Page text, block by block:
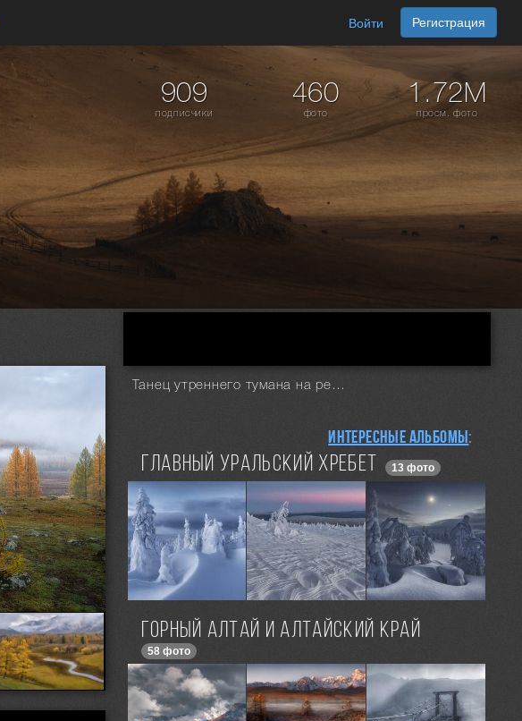
Войти Регистрация
909
подписчики
460
фото
1.72M
просм. фото
Танец утреннего тумана на реке Джазатор
Интересные альбомы:
Главный Уральский Хребет 13 фото
Горный Алтай и Алтайский край
58 фото